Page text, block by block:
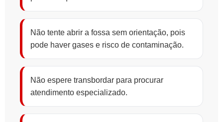
Não tente abrir a fossa sem orientação, pois
pode haver gases e risco de contaminação.
Não espere transbordar para procurar
atendimento especializado.